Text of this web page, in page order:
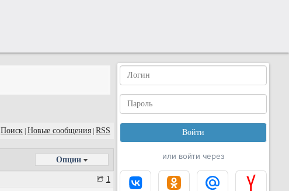
Поиск Новые сообщения RSS
Опции
1
или войти через